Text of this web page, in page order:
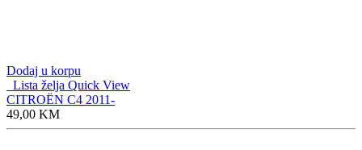
Dodaj u korpu
Lista želja Quick View
CITROËN C4 2011-
49,00 KM